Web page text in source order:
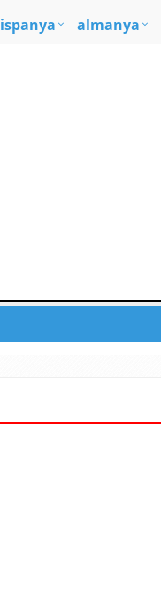
ispanya almanya